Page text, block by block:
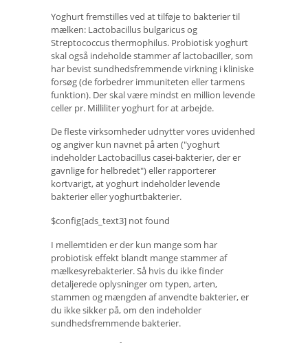
Yoghurt fremstilles ved at tilføje to bakterier til
mælken: Lactobacillus bulgaricus og
Streptococcus thermophilus. Probiotisk yoghurt
skal også indeholde stammer af lactobaciller, som
har bevist sundhedsfremmende virkning i kliniske
forsøg (de forbedrer immuniteten eller tarmens
funktion). Der skal være mindst en million levende
celler pr. Milliliter yoghurt for at arbejde.
De fleste virksomheder udnytter vores uvidenhed
og angiver kun navnet på arten ("yoghurt
indeholder Lactobacillus casei-bakterier, der er
gavnlige for helbredet") eller rapporterer
kortvarigt, at yoghurt indeholder levende
bakterier eller yoghurtbakterier.
$config[ads_text3] not found
I mellemtiden er der kun mange som har
probiotisk effekt blandt mange stammer af
mælkesyrebakterier. Så hvis du ikke finder
detaljerede oplysninger om typen, arten,
stammen og mængden af ​​anvendte bakterier, er
du ikke sikker på, om den indeholder
sundhedsfremmende bakterier.